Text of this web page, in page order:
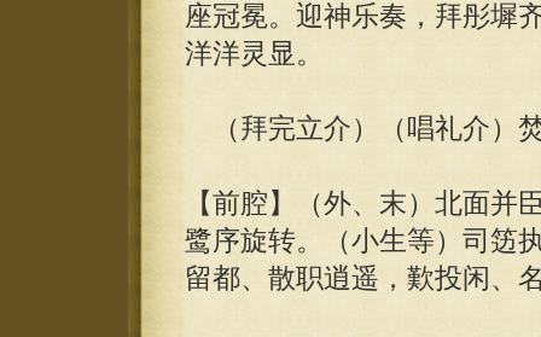
座冠冕。迎神乐奏，拜彤墀
洋洋灵显。
（拜完立介）（唱礼介）
【前腔】（外、末）北面并
鹭序旋转。（小生等）司笾
留都、散职逍遥，歎投闲、